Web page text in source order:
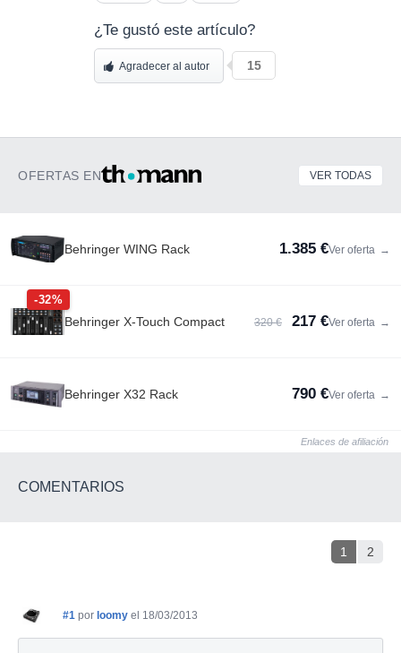
¿Te gustó este artículo?
Agradecer al autor 15
OFERTAS EN VER TODAS
Behringer WING Rack 1.385 €Ver oferta →
-32%
Behringer X-Touch Compact 320 € 217 €Ver oferta →
Behringer X32 Rack 790 €Ver oferta →
Enlaces de afiliación
COMENTARIOS
1 2
#1 por loomy el 18/03/2013